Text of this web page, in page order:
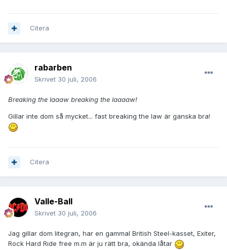
Citera
rabarben
Skrivet 30 juli, 2006
Breaking the laaaw breaking the laaaaw!
Gillar inte dom så mycket... fast breaking the law är ganska bra!
Citera
Valle-Ball
Skrivet 30 juli, 2006
Jag gillar dom litegran, har en gammal British Steel-kasset, Exiter,
Rock Hard Ride free m.m är ju rätt bra, okända låtar